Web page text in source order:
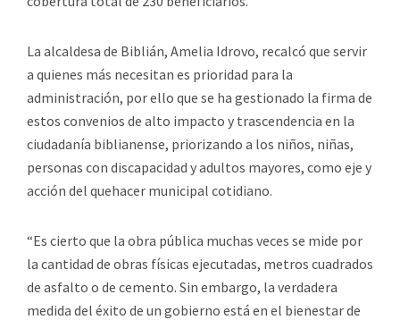
La alcaldesa de Biblián, Amelia Idrovo, recalcó que servir
a quienes más necesitan es prioridad para la
administración, por ello que se ha gestionado la firma de
estos convenios de alto impacto y trascendencia en la
ciudadanía biblianense, priorizando a los niños, niñas,
personas con discapacidad y adultos mayores, como eje y
acción del quehacer municipal cotidiano.
“Es cierto que la obra pública muchas veces se mide por
la cantidad de obras físicas ejecutadas, metros cuadrados
de asfalto o de cemento. Sin embargo, la verdadera
medida del éxito de un gobierno está en el bienestar de